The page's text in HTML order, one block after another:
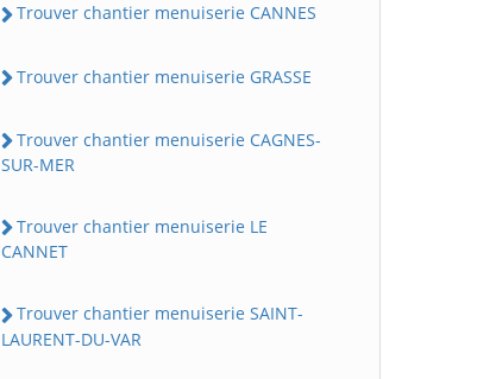
Trouver chantier menuiserie CANNES
Trouver chantier menuiserie GRASSE
Trouver chantier menuiserie CAGNES-
SUR-MER
Trouver chantier menuiserie LE
CANNET
Trouver chantier menuiserie SAINT-
LAURENT-DU-VAR